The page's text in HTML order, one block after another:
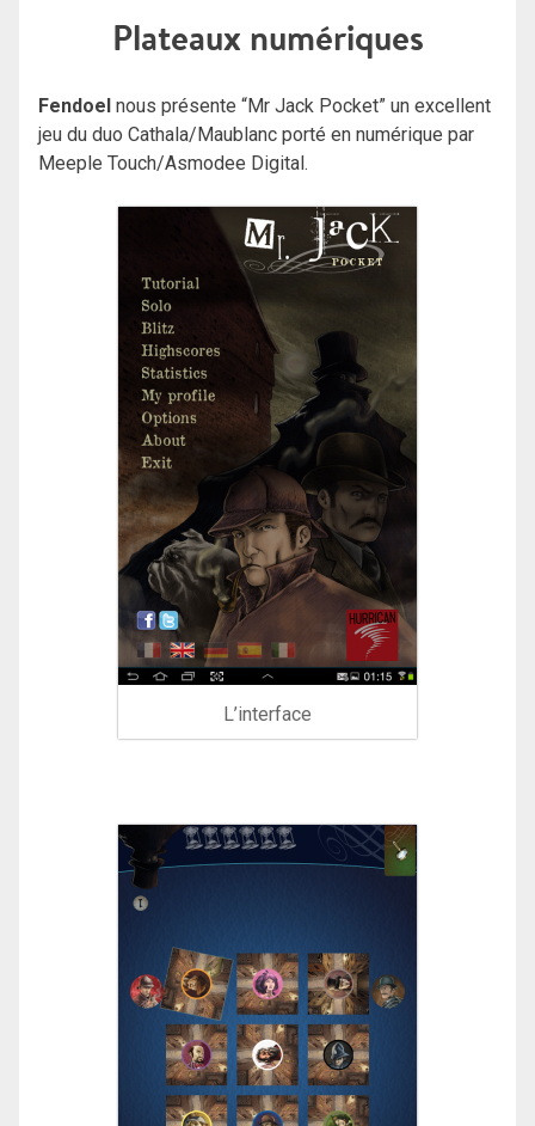
Plateaux numériques
Fendoel nous présente “Mr Jack Pocket” un excellent
jeu du duo Cathala/Maublanc porté en numérique par
Meeple Touch/Asmodee Digital.
L’interface